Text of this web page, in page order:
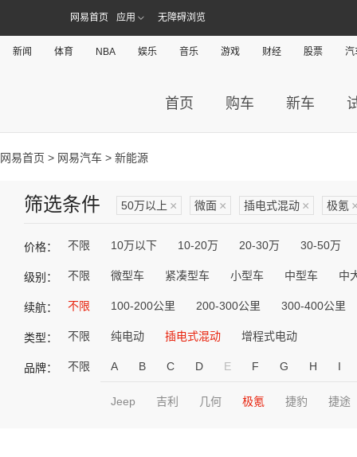
网易首页 应用 无障碍浏览
新闻 体育 NBA 娱乐 音乐 游戏 财经 股票 汽
首页 购车 新车
网易首页 > 网易汽车 > 新能源
筛选条件 50万以上 × 微面 × 插电式混动 × 极氪
价格： 不限 10万以下 10-20万 20-30万 30-50万
级别： 不限 微型车 紧凑型车 小型车 中型车 中
续航： 不限 100-200公里 200-300公里 300-400公里
类型： 不限 纯电动 插电式混动 增程式电动
品牌： 不限 A B C D E F G H I
Jeep 吉利 几何 极氪 捷豹 捷途